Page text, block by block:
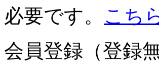
必要です。 こち
会員登録（登録